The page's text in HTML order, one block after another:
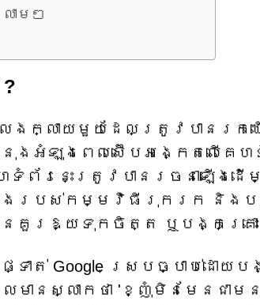
ាមៗ
ក្លែងក្លាយមួយដែលត្រូវបានរ
អំឡុងពេលស៊ើបអង្កេតលើគ
ព័រនេះត្រូវបានរចនាឡើងដើ
ណឹងរបស់កម្មវិធីរុករក និង
មិនគួរឱ្យទុកចិត្ត ឬបង្កគ្រោះ
ទាត់ Google ស្របច្បាប់ដោយប
លមានស្លាកថា 'ខ្ញុំមិនមែនជា